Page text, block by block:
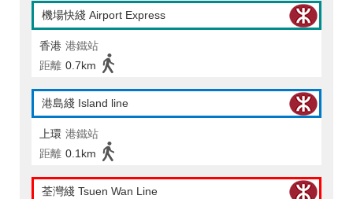
機場快綫 Airport Express
香港 港鐵站
距離 0.7km
港島綫 Island line
上環 港鐵站
距離 0.1km
荃灣綫 Tsuen Wan Line